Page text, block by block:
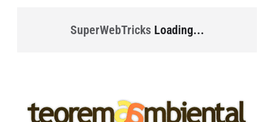
SuperWebTricksLoading...